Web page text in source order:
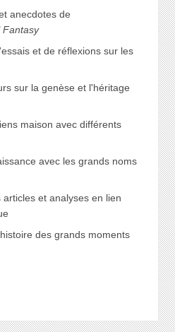
anecdotes de
Fantasy
et de réflexions sur les
sur la genèse et l'héritage
maison avec différents
avec les grands noms
et analyses en lien
des grands moments